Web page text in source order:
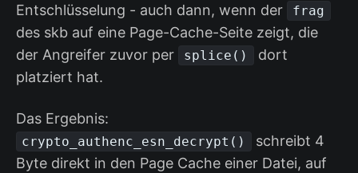
Entschlüsselung - auch dann, wenn der
frag
des skb auf eine Page-Cache-Seite zeigt, die
der Angreifer zuvor per
splice()
dort
platziert hat.
Das Ergebnis:
crypto_authenc_esn_decrypt()
schreibt 4
Byte direkt in den Page Cache einer Datei, auf